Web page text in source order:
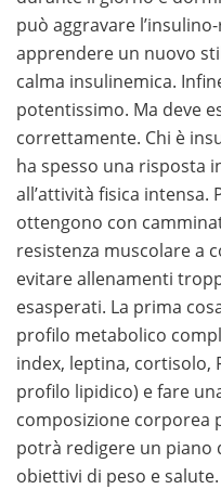
può aggravare
apprendere un nuovo
calma insulinemica.
potentissimo. Ma deve
correttamente. Chi è
ha spesso una risposta
all’attività fisica
ottengono con
resistenza muscolare a
evitare allenamenti
esasperati. La prima
profilo metabolico
index, leptina, cortisolo,
profilo lipidico) e fare
composizione corporea
potrà redigere un piano
obiettivi di peso e